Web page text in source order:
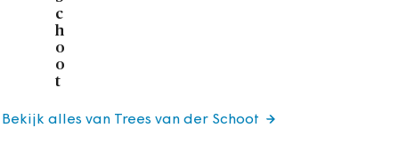
c
h
o
o
t
Bekijk alles van Trees van der Schoot